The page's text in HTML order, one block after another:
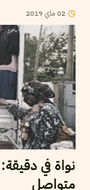
02ماي2019
نواة في
متواصل